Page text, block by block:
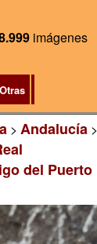
imágenes
Otras
> Andalucía>
del Puerto